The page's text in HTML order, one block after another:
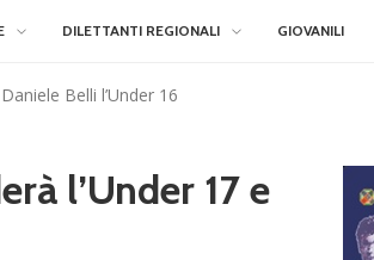
DILETTANTI REGIONALI GIOVANILI
Belli l’Under 16
l’Under 17 e